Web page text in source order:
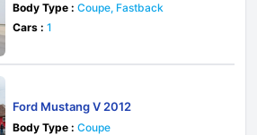
Body Type : Coupe, Fastback
Cars : 1
Ford Mustang V 2012
Body Type : Coupe